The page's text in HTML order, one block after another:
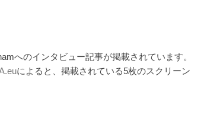
へのインタビュー記事が掲載されています。
によると、掲載されている5枚のスクリーン